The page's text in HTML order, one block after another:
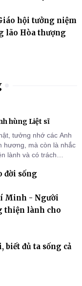
hội tưởng niệm
lão Hòa thượng
hùng Liệt sĩ
tưởng nhớ các Anh
hương, mà còn là nhắc
lành và có trách
đời sống
Minh - Người
thiện lành cho
biết đủ ta sống cả